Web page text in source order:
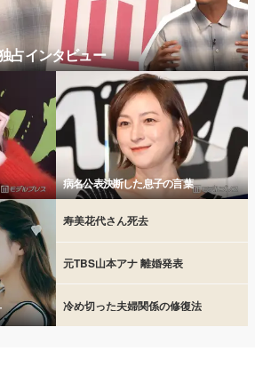
占インタビュー
病名公表決断した息子の言葉
寿美花代さん死去
元TBS山本アナ 離婚発表
冷め切った夫婦関係の修復法